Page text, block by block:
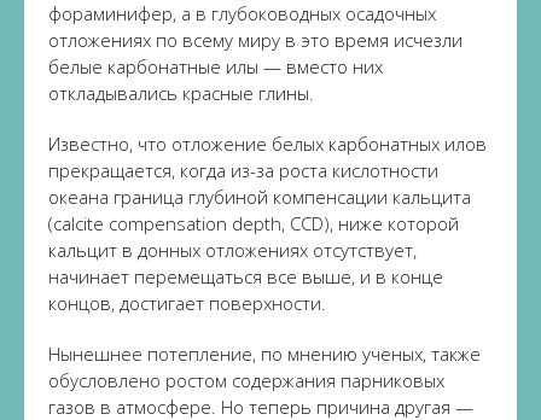
фораминифер, а в глубоководных осадочных
отложениях по всему миру в это время исчезли
белые карбонатные илы — вместо них
откладывались красные глины.
Известно, что отложение белых карбонатных илов
прекращается, когда из-за роста кислотности
океана граница глубиной компенсации кальцита
(calcite compensation depth, CCD), ниже которой
кальцит в донных отложениях отсутствует,
начинает перемещаться все выше, и в конце
концов, достигает поверхности.
Нынешнее потепление, по мнению ученых, также
обусловлено ростом содержания парниковых
газов в атмосфере. Но теперь причина другая —